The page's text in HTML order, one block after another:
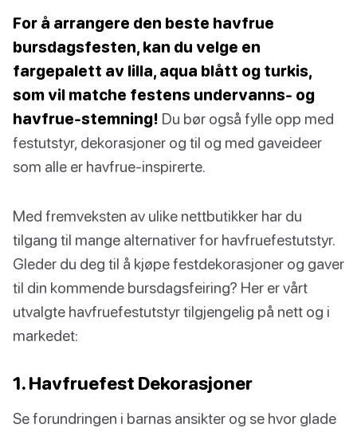
For å arrangere den beste havfrue
bursdagsfesten, kan du velge en
fargepalett av lilla, aqua blått og turkis,
som vil matche festens undervanns- og
havfrue-stemning! Du bør også fylle opp med
festutstyr, dekorasjoner og til og med gaveideer
som alle er havfrue-inspirerte.
Med fremveksten av ulike nettbutikker har du
tilgang til mange alternativer for havfruefestutstyr.
Gleder du deg til å kjøpe festdekorasjoner og gaver
til din kommende bursdagsfeiring? Her er vårt
utvalgte havfruefestutstyr tilgjengelig på nett og i
markedet:
1. Havfruefest Dekorasjoner
Se forundringen i barnas ansikter og se hvor glade